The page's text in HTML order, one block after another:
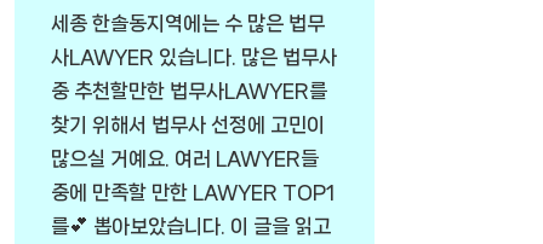
세종 한솔동지역에는 수 많은 법무
사LAWYER 있습니다. 많은 법무사
중 추천할만한 법무사LAWYER를
찾기 위해서 법무사 선정에 고민이
많으실 거예요. 여러 LAWYER들
중에 만족할 만한 LAWYER TOP1
를💕 뽑아보았습니다. 이 글을 읽고